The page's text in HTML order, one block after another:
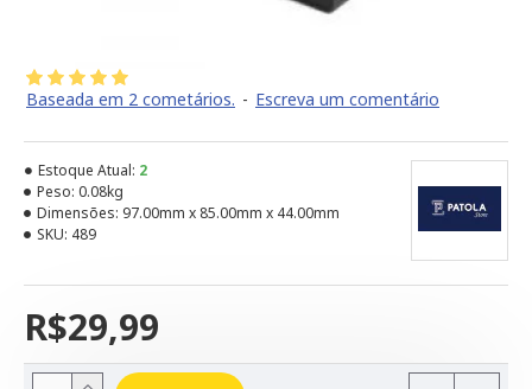
Baseada em 2 cometários. - Escreva um comentário
R$29,99
Estoque Atual: 2
Peso: 0.08kg
Dimensões: 97.00mm x 85.00mm x 44.00mm
SKU: 489